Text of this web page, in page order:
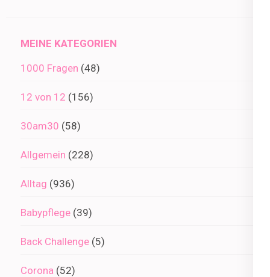
MEINE KATEGORIEN
1000 Fragen (48)
12 von 12 (156)
30am30 (58)
Allgemein (228)
Alltag (936)
Babypflege (39)
Back Challenge (5)
Corona (52)